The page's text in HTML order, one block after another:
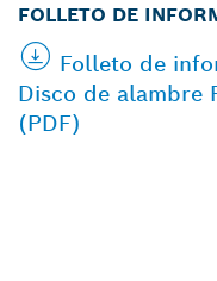
FOLLETO DE
Folleto de
Disco de alambre
(PDF)